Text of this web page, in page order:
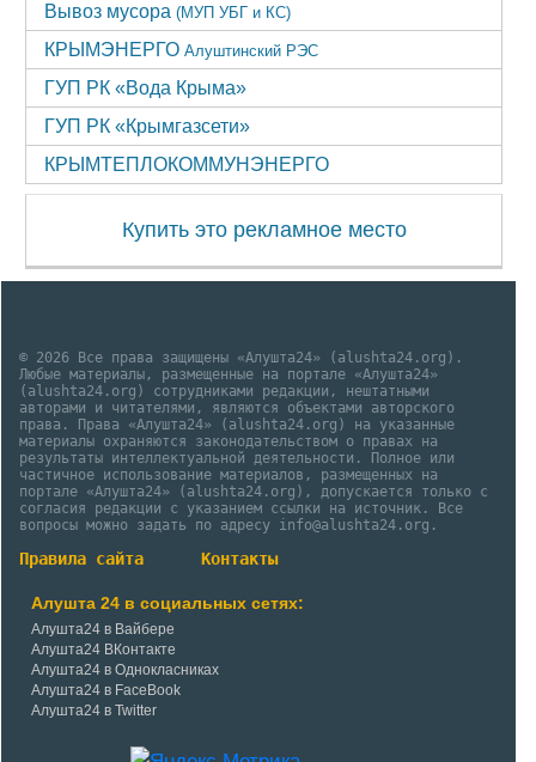
Вывоз мусора (МУП УБГ и КС)
КРЫМЭНЕРГО Алуштинский РЭС
ГУП РК «Вода Крыма»
ГУП РК «Крымгазсети»
КРЫМТЕПЛОКОММУНЭНЕРГО
Купить это рекламное место
© 2026 Все права защищены «Алушта24» (alushta24.org).
Любые материалы, размещенные на портале «Алушта24»
(alushta24.org) сотрудниками редакции, нештатными
авторами и читателями, являются объектами авторского
права. Права «Алушта24» (alushta24.org) на указанные
материалы охраняются законодательством о правах на
результаты интеллектуальной деятельности. Полное или
частичное использование материалов, размещенных на
портале «Алушта24» (alushta24.org), допускается только с
согласия редакции с указанием ссылки на источник. Все
вопросы можно задать по адресу info@alushta24.org.
Правила сайта Контакты
Алушта 24 в социальных сетях:
Алушта24 в Вайбере
Алушта24 ВКонтакте
Алушта24 в Однокласниках
Алушта24 в FaceBook
Алушта24 в Twitter